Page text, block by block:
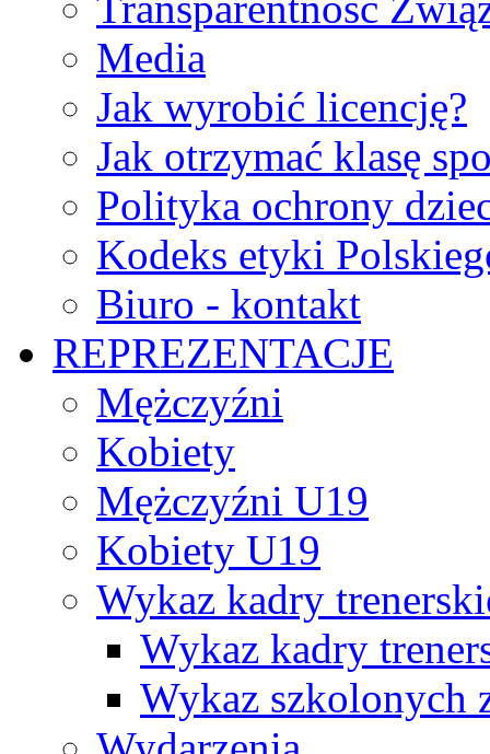
Media
Jak wyrobić licencję?
Jak otrzymać klasę
Polityka ochrony
Kodeks etyki
Biuro - kontakt
REPREZENTACJE
Mężczyźni
Kobiety
Mężczyźni U19
Kobiety U19
Wykaz kadry
Wykaz kadry
Wykaz szkolonych